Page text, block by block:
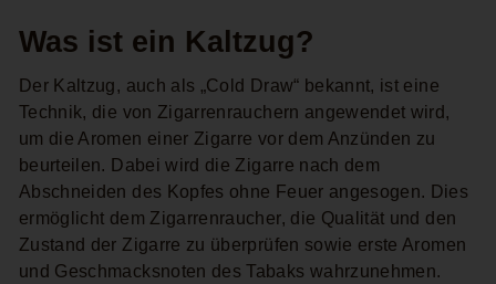
Was ist ein Kaltzug?
Der Kaltzug, auch als „Cold Draw“ bekannt, ist eine
Technik, die von Zigarrenrauchern angewendet wird,
um die Aromen einer Zigarre vor dem Anzünden zu
beurteilen. Dabei wird die Zigarre nach dem
Abschneiden des Kopfes ohne Feuer angesogen. Dies
ermöglicht dem Zigarrenraucher, die Qualität und den
Zustand der Zigarre zu überprüfen sowie erste Aromen
und Geschmacksnoten des Tabaks wahrzunehmen.